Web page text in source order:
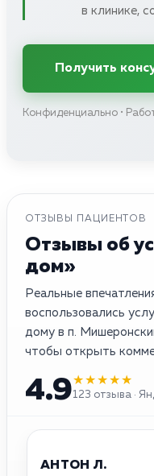
в клинике,
Получить
Конфиденциально •
ОТЗЫВЫ ПАЦИЕНТОВ
Отзывы об
дом»
Реальные
воспользовались
дому в п.
чтобы открыть
4.9★★★★★
123 отзыва ·
АНТОН Л.